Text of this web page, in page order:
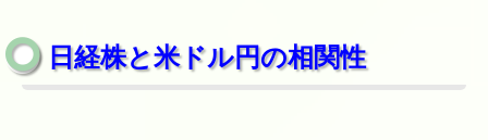
日経株と米ドル円の相関性